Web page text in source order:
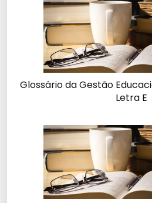
Glossário da Gestão
Letra E